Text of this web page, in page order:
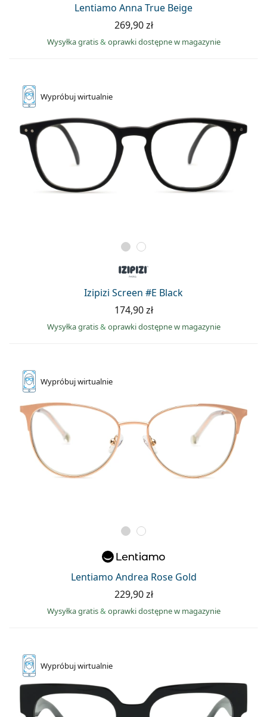
Lentiamo Anna True Beige
269,90 zł
Wysyłka gratis& oprawki dostępne w magazynie
Wypróbujwirtualnie
Izipizi Screen #E Black
174,90 zł
Wysyłka gratis& oprawki dostępne w magazynie
Wypróbujwirtualnie
Lentiamo Andrea Rose Gold
229,90 zł
Wysyłka gratis& oprawki dostępne w magazynie
Wypróbujwirtualnie